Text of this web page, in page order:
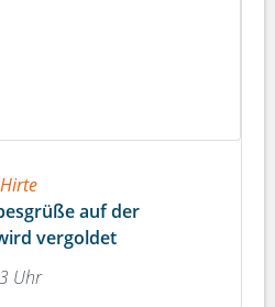
auf der
vergoldet
Uhr